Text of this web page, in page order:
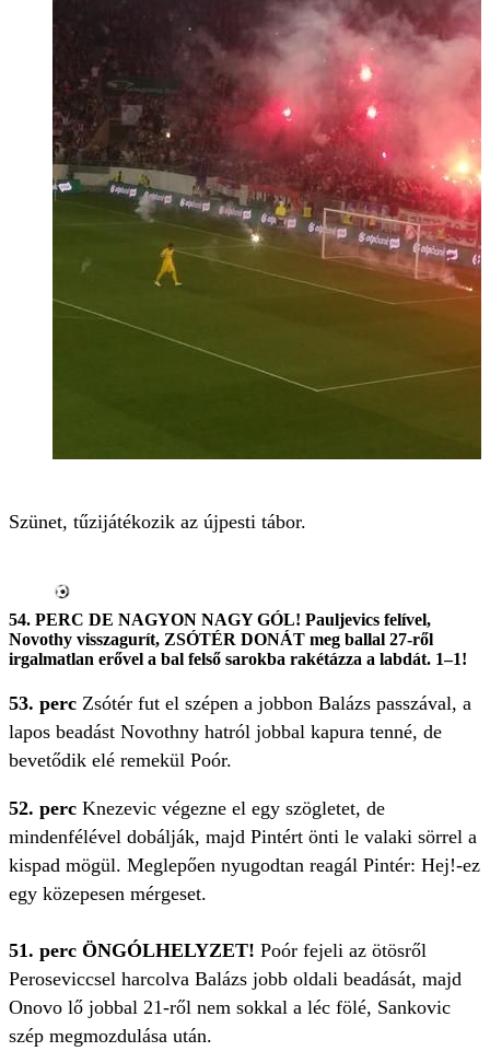
Szünet, tűzijátékozik az újpesti tábor.
54. PERC DE NAGYON NAGY GÓL! Pauljevics felível,
Novothy visszagurít, ZSÓTÉR DONÁT meg ballal 27-ről
irgalmatlan erővel a bal felső sarokba rakétázza a labdát. 1–1!
53. perc Zsótér fut el szépen a jobbon Balázs passzával, a
lapos beadást Novothny hatról jobbal kapura tenné, de
bevetődik elé remekül Poór.
52. perc Knezevic végezne el egy szögletet, de
mindenfélével dobálják, majd Pintért önti le valaki sörrel a
kispad mögül. Meglepően nyugodtan reagál Pintér: Hej!-ez
egy közepesen mérgeset.
51. perc ÖNGÓLHELYZET! Poór fejeli az ötösről
Peroseviccsel harcolva Balázs jobb oldali beadását, majd
Onovo lő jobbal 21-ről nem sokkal a léc fölé, Sankovic
szép megmozdulása után.